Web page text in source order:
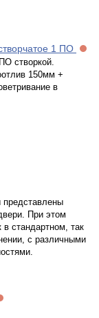
1 ПО
створкой.
150мм +
в
представлены
При этом
стандартном, так
с различными